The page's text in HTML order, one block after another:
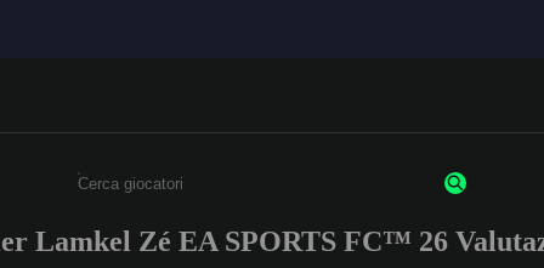
Inserisci un minimo di 3 caratteri o numeri.
Lamkel Zé EA SPORTS FC™ 26